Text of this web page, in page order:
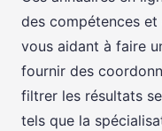
des compétences
vous aidant à faire
fournir des
filtrer les résultats
tels que la